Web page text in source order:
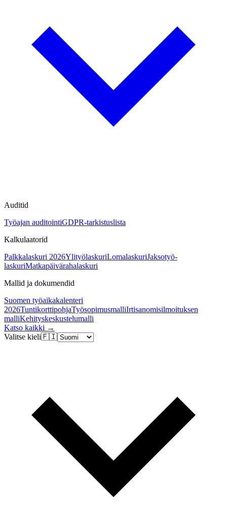
Auditid
Työajan auditointiGDPR-tarkistuslista
Kalkulaatorid
Palkkalaskuri 2026YlityölaskuriLomalaskuriJaksotyö-
laskuriMatkapäivärahalaskuri
Mallid ja dokumendid
Suomen työaikakalenteri
2026TuntikorttipohjaTyösopimusmalliIrtisanomisilmoituksen
malliKehityskeskustelumalli
Katso kaikki →
Valitse kieli🇫🇮